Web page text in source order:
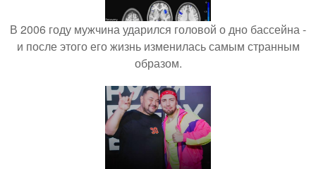
В 2006 году мужчина ударился головой о дно бассейна -
и после этого его жизнь изменилась самым странным
образом.